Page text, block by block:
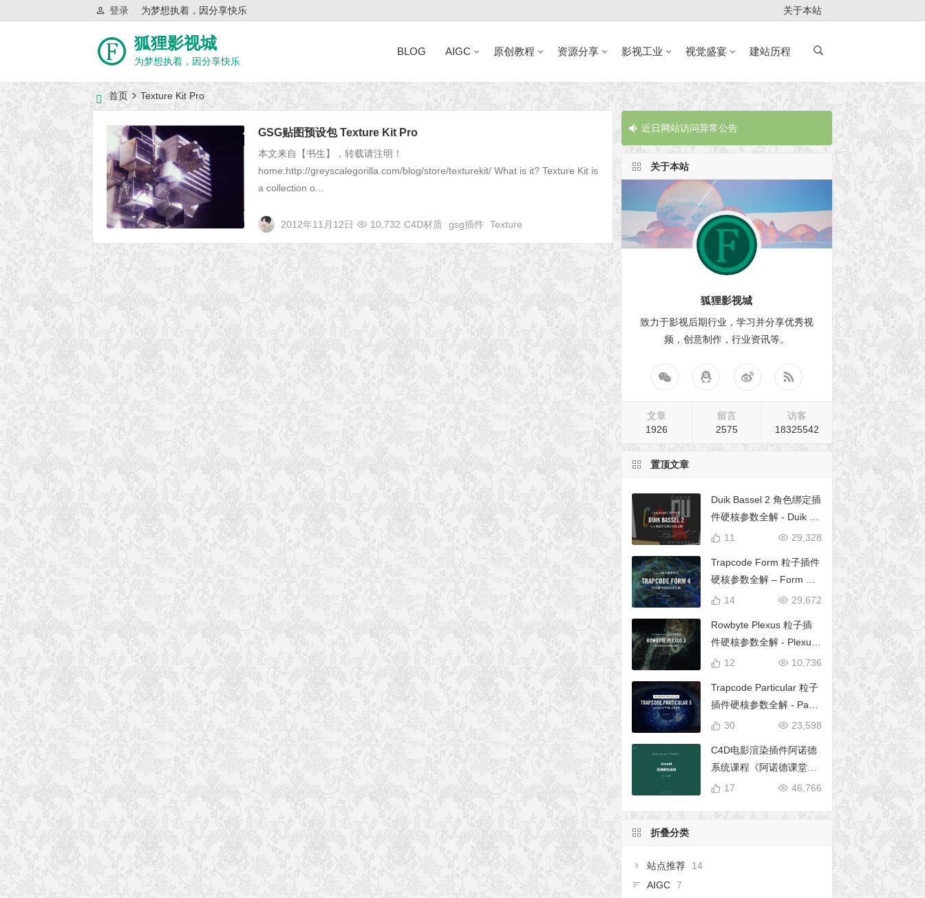
为梦想执着，因分享快乐
登录 关于本站
狐狸影视城
为梦想执着，因分享快乐
BLOG AIGC 原创教程 资源分享 影视工业 视觉盛宴 建站历程
首页 Texture Kit Pro
GSG贴图预设包 Texture Kit Pro
本文来自【书生】，转载请注明！
home:http://greyscalegorilla.com/blog/store/texturekit/ What is it? Texture Kit is
a collection o...
2012年11月12日 10,732 C4D材质 gsg插件 Texture
近日网站访问异常公告 近日网站访问异常公告 近日网站访问
关于本站
狐狸影视城
致力于影视后期行业，学习并分享优秀视
频，创意制作，行业资讯等。
文章
1926
留言
2575
访客
18325542
置顶文章
Duik Bassel 2 角色绑定插
件硬核参数全解 - Duik 16
完全使用手册
29,328
11
Trapcode Form 粒子插件
硬核参数全解 – Form 完
全使用手册
29,672
14
Rowbyte Plexus 粒子插
件硬核参数全解 - Plexus
完全使用手册
10,736
12
Trapcode Particular 粒子
插件硬核参数全解 - Parti
cular 5 完全使用手册23,598
30
C4D电影渲染插件阿诺德
系统课程《阿诺德课堂之
玉清境》
46,766
17
折叠分类
站点推荐
14
AIGC 7